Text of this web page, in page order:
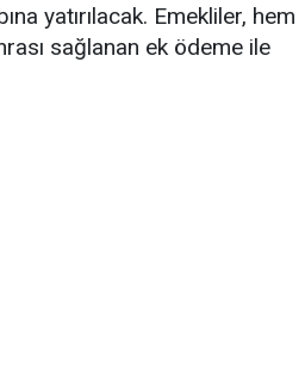
yatırılacak. Emekliler, hem
sağlanan ek ödeme ile